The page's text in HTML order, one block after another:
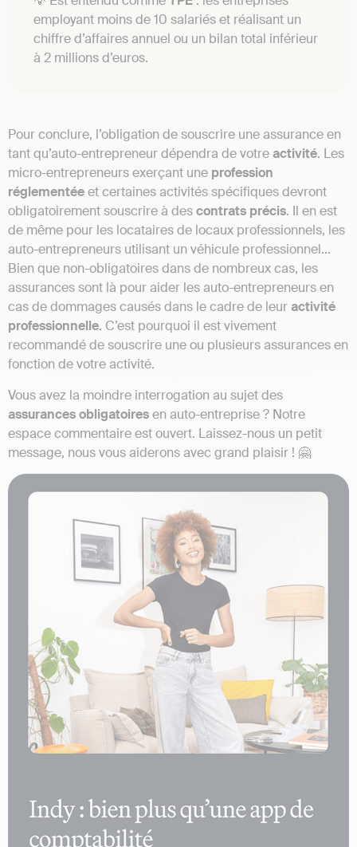
employant moins de 10 salariés et réalisant un
chiffre d’affaires annuel ou un bilan total inférieur
à 2 millions d’euros.
Pour conclure, l’obligation de souscrire une assurance en
tant qu’auto-entrepreneur dépendra de votreactivité. Les
micro-entrepreneurs exerçant une profession
réglementéeet certaines activités spécifiques devront
obligatoirement souscrire à descontrats précis. Il en est
de même pour les locataires de locaux professionnels, les
auto-entrepreneurs utilisant un véhicule professionnel…
Bien que non-obligatoires dans de nombreux cas, les
assurances sont là pour aider les auto-entrepreneurs en
cas de dommages causés dans le cadre de leuractivité
professionnelle. C’est pourquoi il est vivement
recommandé de souscrire une ou plusieurs assurances en
fonction de votre activité.
Vous avez la moindre interrogation au sujet des
assurancesobligatoiresen auto-entreprise ? Notre
espace commentaire est ouvert. Laissez-nous un petit
message, nous vous aiderons avec grand plaisir ! 🤗